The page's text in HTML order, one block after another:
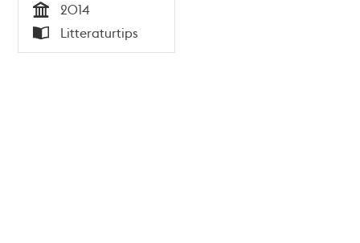
Tid
2014
Typ
Litteraturtips